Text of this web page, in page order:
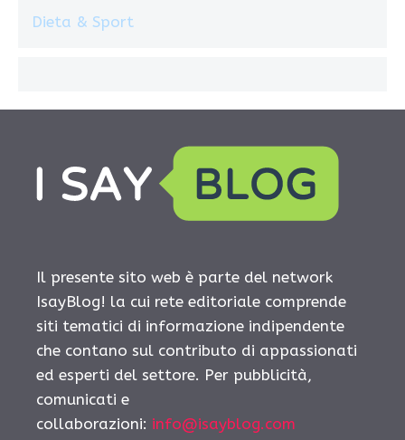
Dieta & Sport
Il presente sito web è parte del network
IsayBlog! la cui rete editoriale comprende
siti tematici di informazione indipendente
che contano sul contributo di appassionati
ed esperti del settore. Per pubblicità,
comunicati e
collaborazioni: info@isayblog.com